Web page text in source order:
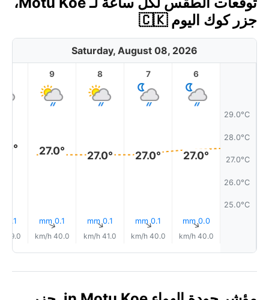
جزر كوك اليوم 🇨🇰
Saturday, August 08, 2026
29.0°C
28.0°C
27.0°C
26.0°C
25.0°C
6
27.0°
0.0 mm
↑
40.0 km/h
7
27.0°
0.1 mm
↑
40.0 km/h
8
27.0°
0.1 mm
↑
41.0 km/h
9
27.0°
0.1 mm
↑
40.0 km/h
0.1 mm
39.0 km/h